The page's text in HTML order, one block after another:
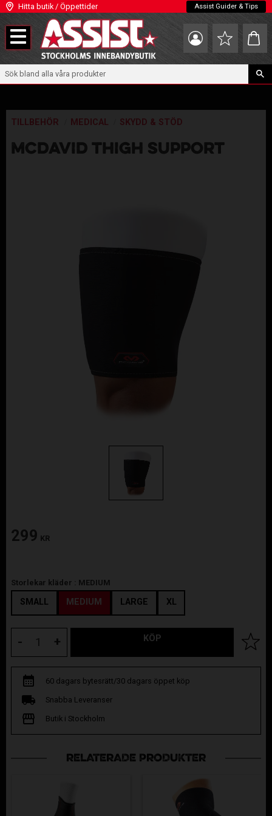
Meny
Hitta butik / Öppettider Assist Guider & Tips
Favoriter
TILLBEHÖR MEDICAL SKYDD & STÖD
MCDAVID THIGH SUPPORT
299 KR
Storlekar kläder : MEDIUM
SMALL MEDIUM LARGE XL
+
- KÖP Lägg
60 dagars bytesrätt/30 dagars öppet köp
Snabba Leveranser
Butik i Stockholm
RELATERADE PRODUKTER